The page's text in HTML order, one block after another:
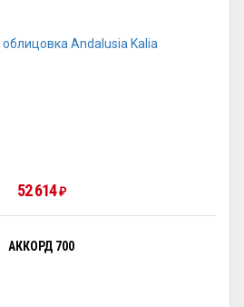
52 614₽
АККОРД 700